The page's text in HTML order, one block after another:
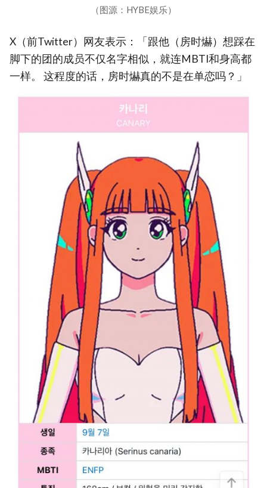
（图源：HYBE娱乐）
X（前Twitter）网友表示：「跟他（房时爀）想踩在
脚下的团的成员不仅名字相似，就连MBTI和身高都
一样。 这程度的话，房时爀真的不是在单恋吗？」